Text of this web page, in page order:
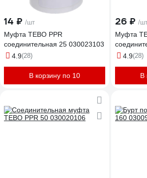
14 ₽ /шт
Муфта TEBO PPR
соединительная 25 030023103
4.9(28)
В корзину по 10
26 ₽ /
Муфта
4.9(28)
В